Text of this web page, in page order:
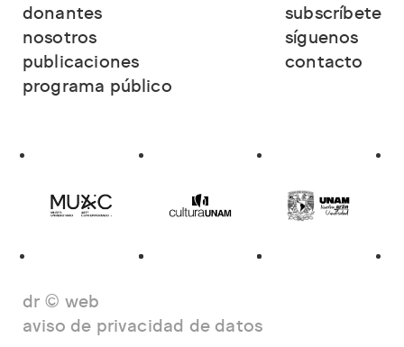
donantes
nosotros
publicaciones
programa público
subscríbete
síguenos
contacto
dr © web
aviso de privacidad de datos